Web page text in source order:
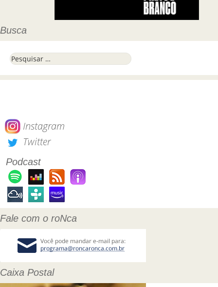
Busca
Pesquisar por:
Instagram
Twitter
Podcast
Fale com o roNca
Caixa Postal